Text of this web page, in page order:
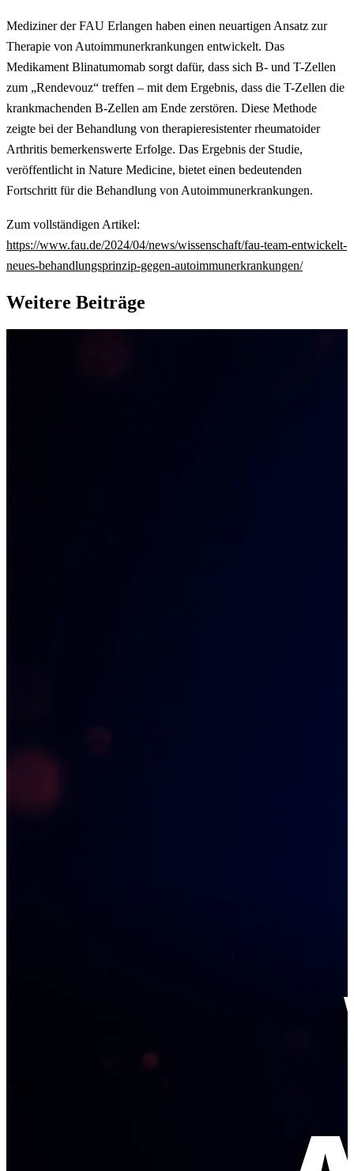
Mediziner der FAU Erlangen haben einen neuartigen Ansatz zur
Therapie von Autoimmunerkrankungen entwickelt. Das
Medikament Blinatumomab sorgt dafür, dass sich B- und T-Zellen
zum „Rendevouz“ treffen – mit dem Ergebnis, dass die T-Zellen die
krankmachenden B-Zellen am Ende zerstören. Diese Methode
zeigte bei der Behandlung von therapieresistenter rheumatoider
Arthritis bemerkenswerte Erfolge. Das Ergebnis der Studie,
veröffentlicht in Nature Medicine, bietet einen bedeutenden
Fortschritt für die Behandlung von Autoimmunerkrankungen.
Zum vollständigen Artikel:
https://www.fau.de/2024/04/news/wissenschaft/fau-team-entwickelt-
neues-behandlungsprinzip-gegen-autoimmunerkrankungen/
Weitere Beiträge